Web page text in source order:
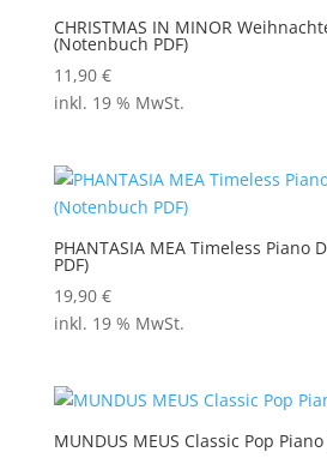
CHRISTMAS IN MINOR
(Notenbuch PDF)
11,90 €
inkl. 19 % MwSt.
PHANTASIA MEA Timeless Piano
PDF)
19,90 €
inkl. 19 % MwSt.
MUNDUS MEUS Classic Pop